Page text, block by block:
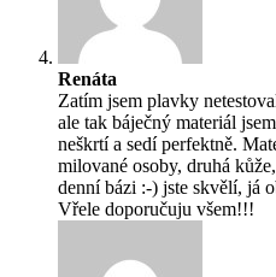
Renáta
Zatím jsem plavky
ale tak báječný materiál
neškrtí a sedí perfektně.
milované osoby, druhá
denní bázi :-) jste skvělí, já
Vřele doporučuju všem!!!